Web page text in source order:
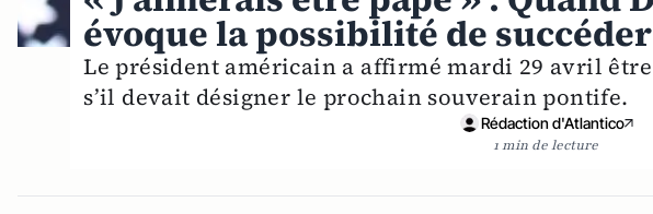
évoque la possibilité de
Le président américain a affirmé mardi 29 avril
s’il devait désigner le prochain souverain pontife.
Rédaction d'Atlantico
1 min de lecture